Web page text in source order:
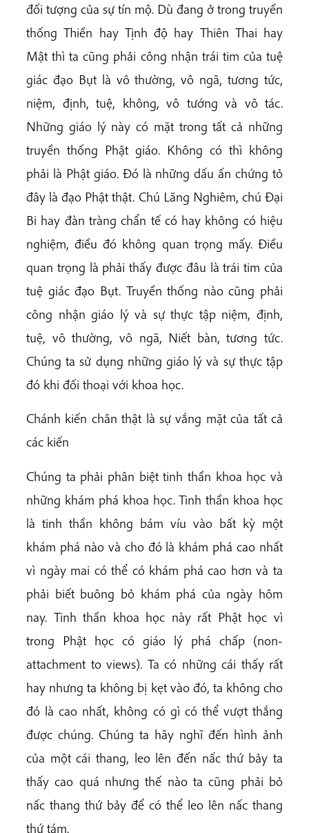
đối tượng của sự tín mộ. Dù đang ở trong truyền
thống Thiền hay Tịnh độ hay Thiên Thai hay
Mật thì ta cũng phải công nhận trái tim của tuệ
giác đạo Bụt là vô thường, vô ngã, tương tức,
niệm, định, tuệ, không, vô tướng và vô tác.
Những giáo lý này có mặt trong tất cả những
truyền thống Phật giáo. Không có thì không
phải là Phật giáo. Đó là những dấu ấn chứng tỏ
đây là đạo Phật thật. Chú Lăng Nghiêm, chú Đại
Bi hay đàn tràng chẩn tế có hay không có hiệu
nghiệm, điều đó không quan trọng mấy. Điều
quan trọng là phải thấy được đâu là trái tim của
tuệ giác đạo Bụt. Truyền thống nào cũng phải
công nhận giáo lý và sự thực tập niệm, định,
tuệ, vô thường, vô ngã, Niết bàn, tương tức.
Chúng ta sử dụng những giáo lý và sự thực tập
đó khi đối thoại với khoa học.
Chánh kiến chân thật là sự vắng mặt của tất cả
các kiến
Chúng ta phải phân biệt tinh thần khoa học và
những khám phá khoa học. Tinh thần khoa học
là tinh thần không bám víu vào bất kỳ một
khám phá nào và cho đó là khám phá cao nhất
vì ngày mai có thể có khám phá cao hơn và ta
phải biết buông bỏ khám phá của ngày hôm
nay. Tinh thần khoa học này rất Phật học vì
trong Phật học có giáo lý phá chấp (non-
attachment to views). Ta có những cái thấy rất
hay nhưng ta không bị kẹt vào đó, ta không cho
đó là cao nhất, không có gì có thể vượt thắng
được chúng. Chúng ta hãy nghĩ đến hình ảnh
của một cái thang, leo lên đến nấc thứ bảy ta
thấy cao quá nhưng thế nào ta cũng phải bỏ
nấc thang thứ bảy để có thể leo lên nấc thang
thứ tám.